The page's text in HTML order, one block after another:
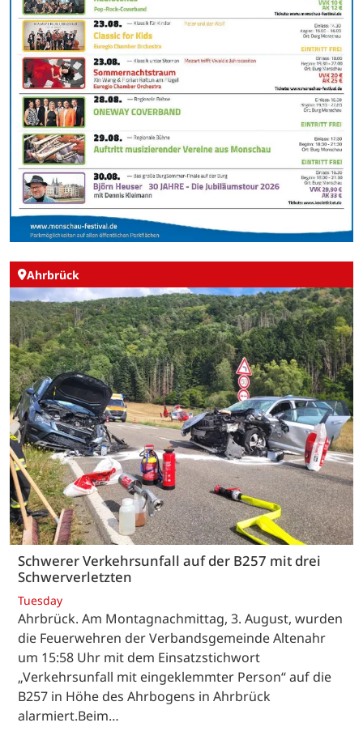
Ahrbrück
Schwerer Verkehrsunfall auf der B257 mit drei
Schwerverletzten
Tuesday
Ahrbrück. Am Montagnachmittag, 3. August, wurden
die Feuerwehren der Verbandsgemeinde Altenahr
um 15:58 Uhr mit dem Einsatzstichwort
„Verkehrsunfall mit eingeklemmter Person“ auf die
B257 in Höhe des Ahrbogens in Ahrbrück
alarmiert.Beim…